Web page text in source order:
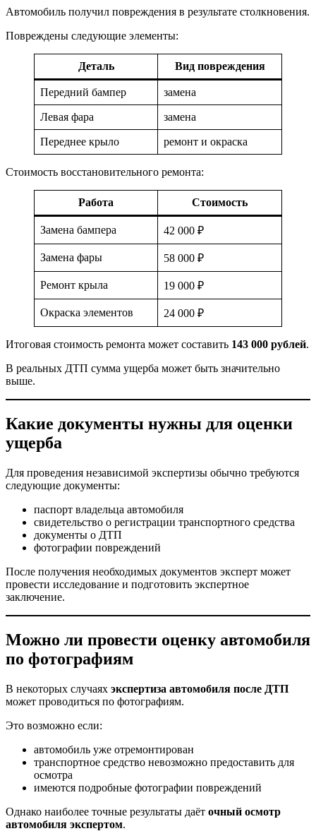
Автомобиль получил повреждения в результате столкновения.
Повреждены следующие элементы:
Деталь Вид повреждения
Передний бампер замена
Левая фара замена
Переднее крыло ремонт и окраска
Стоимость восстановительного ремонта:
Работа Стоимость
Замена бампера 42 000 ₽
Замена фары 58 000 ₽
Ремонт крыла 19 000 ₽
Окраска элементов 24 000 ₽
Итоговая стоимость ремонта может составить 143 000 рублей.
В реальных ДТП сумма ущерба может быть значительно
выше.
Какие документы нужны для оценки
ущерба
Для проведения независимой экспертизы обычно требуются
следующие документы:
паспорт владельца автомобиля
свидетельство о регистрации транспортного средства
документы о ДТП
фотографии повреждений
После получения необходимых документов эксперт может
провести исследование и подготовить экспертное
заключение.
Можно ли провести оценку автомобиля
по фотографиям
В некоторых случаях экспертиза автомобиля после ДТП
может проводиться по фотографиям.
Это возможно если:
автомобиль уже отремонтирован
транспортное средство невозможно предоставить для
осмотра
имеются подробные фотографии повреждений
Однако наиболее точные результаты даёт очный осмотр
автомобиля экспертом.